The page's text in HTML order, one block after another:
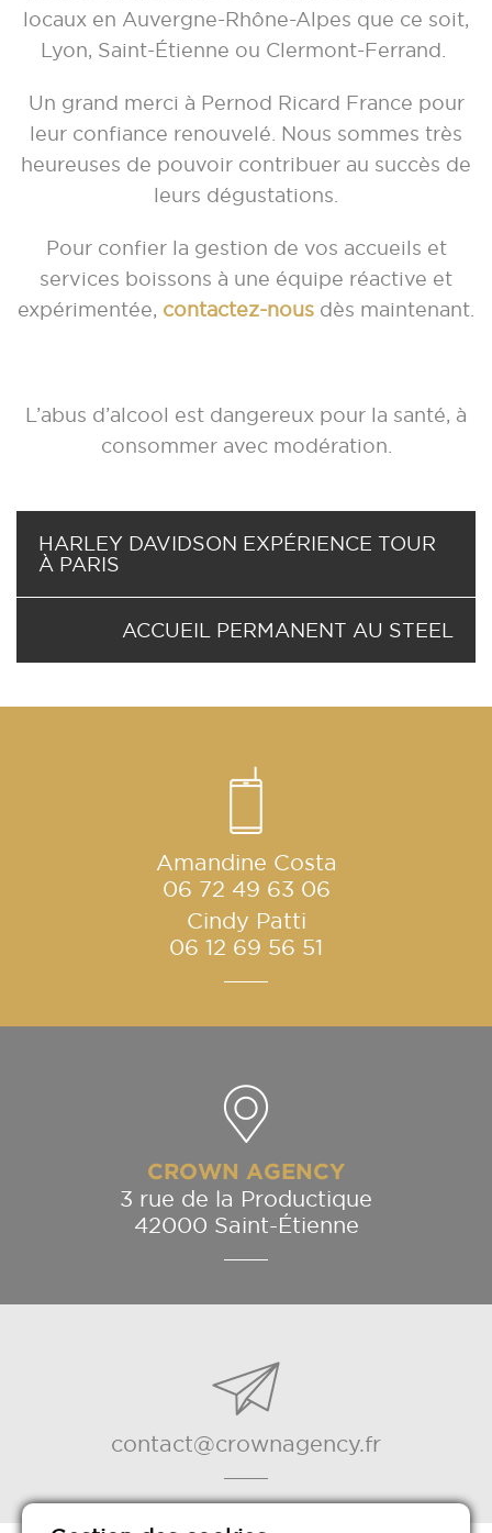
locaux en Auvergne-Rhône-Alpes que ce soit,
Lyon, Saint-Étienne ou Clermont-Ferrand.
Un grand merci à Pernod Ricard France pour
leur confiance renouvelé. Nous sommes très
heureuses de pouvoir contribuer au succès de
leurs dégustations.
Pour confier la gestion de vos accueils et
services boissons à une équipe réactive et
expérimentée, contactez-nous dès maintenant.
L’abus d’alcool est dangereux pour la santé, à
consommer avec modération.
HARLEY DAVIDSON EXPÉRIENCE TOUR
À PARIS
ACCUEIL PERMANENT AU STEEL
Amandine Costa
06 72 49 63 06
Cindy Patti
06 12 69 56 51
CROWN AGENCY
3 rue de la Productique
42000 Saint-Étienne
contact@crownagency.fr